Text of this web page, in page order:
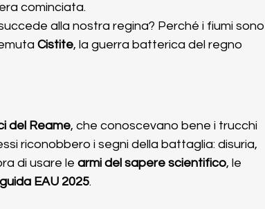
cominciata.
alla nostra regina? Perché i fiumi sono
Cistite, la guerra batterica del regno
del Reame, che conoscevano bene i trucchi
riconobbero i segni della battaglia: disuria,
di usare le armi del sapere scientifico, le
EAU 2025.